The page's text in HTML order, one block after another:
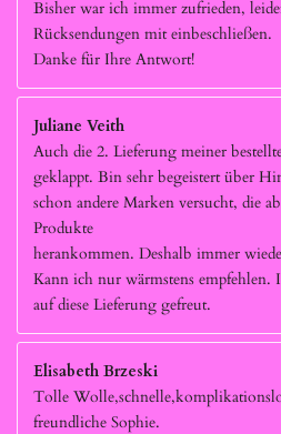
Bisher war ich immer zufrieden,
Rücksendungen mit einbeschließen.
Danke für Ihre Antwort!
Juliane Veith
Auch die 2. Lieferung meiner
geklappt. Bin sehr begeistert über
schon andere Marken versucht, die
Produkte
herankommen. Deshalb immer
Kann ich nur wärmstens
auf diese Lieferung gefreut.
Elisabeth Brzeski
Tolle
freundliche Sophie.